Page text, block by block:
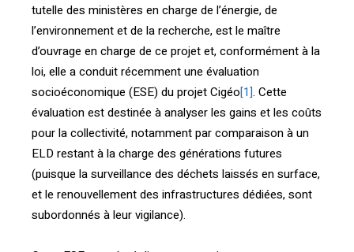
tutelle des ministères en charge de l’énergie, de
l’environnement et de la recherche, est le maître
d’ouvrage en charge de ce projet et, conformément à la
loi, elle a conduit récemment une évaluation
socioéconomique (ESE) du projet Cigéo[1]. Cette
évaluation est destinée à analyser les gains et les coûts
pour la collectivité, notamment par comparaison à un
ELD restant à la charge des générations futures
(puisque la surveillance des déchets laissés en surface,
et le renouvellement des infrastructures dédiées, sont
subordonnés à leur vigilance).